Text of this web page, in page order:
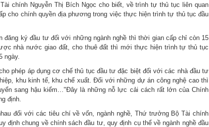
chính Nguyễn Thị Bích Ngọc cho biết, về trình tự thủ tục liên quan
cho chính quyền địa phương trong việc thực hiện trình tự thủ tục đầu
đăng ký đầu tư đối với những ngành nghề thì thời gian cấp chỉ còn 15
nhà nước giao đất, cho thuê đất thì mới thực hiện trình tự thủ tục
ngày.
phép áp dụng cơ chế thủ tục đầu tư đặc biệt đối với các nhà đầu tư
khu kinh tế, khu chế xuất. Đối với những dự án công nghệ cao thì
sang hậu kiểm…"Đây là những nỗ lực cải cách rất lớn của Chính
định.
đối với các tiêu chí về vốn, ngành nghề, Thứ trưởng Bộ Tài chính
định chung về chính sách đầu tư, quy định cụ thể về ngành nghề đầu